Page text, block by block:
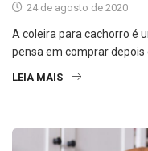
24 de agosto de 2020
A coleira para cachorro é
pensa em comprar depois
LEIA MAIS